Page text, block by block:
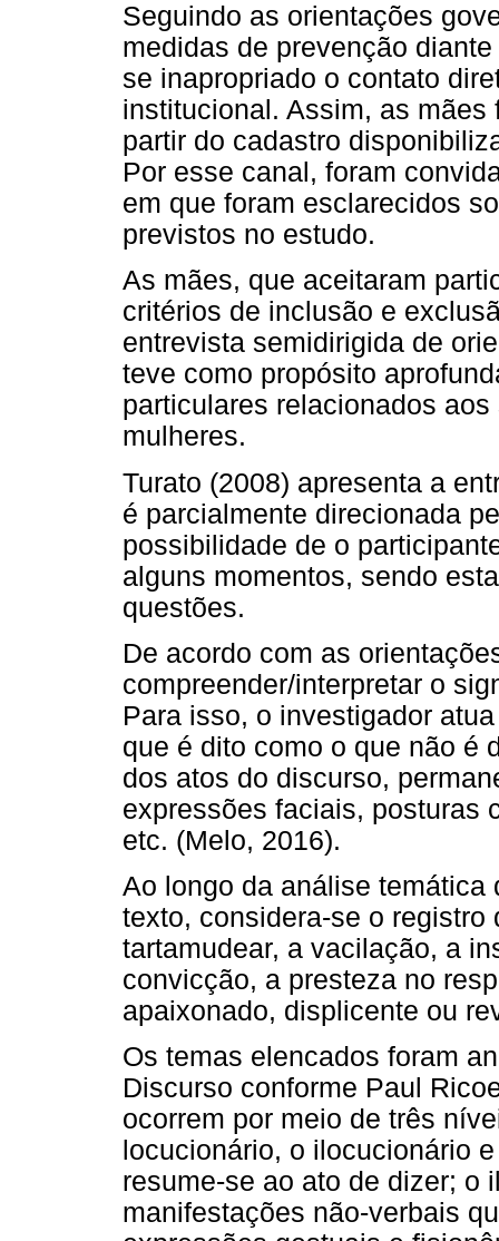
Seguindo as orientações
medidas de prevenção
se inapropriado o contato
institucional. Assim, as
partir do cadastro
Por esse canal, foram
em que foram esclarecidos
previstos no estudo.
As mães, que aceitaram
critérios de inclusão e
entrevista semidirigida de
teve como propósito
particulares relacionados
mulheres.
Turato (2008) apresenta a
é parcialmente direcionada
possibilidade de o
alguns momentos, sendo
questões.
De acordo com as
compreender/interpretar o
Para isso, o investigador
que é dito como o que não é
dos atos do discurso,
expressões faciais, posturas
etc. (Melo, 2016).
Ao longo da análise
texto, considera-se o registro
tartamudear, a vacilação, a
convicção, a presteza no
apaixonado, displicente ou
Os temas elencados foram
Discurso conforme Paul
ocorrem por meio de três
locucionário, o ilocucionário
resume-se ao ato de dizer; o
manifestações não-verbais